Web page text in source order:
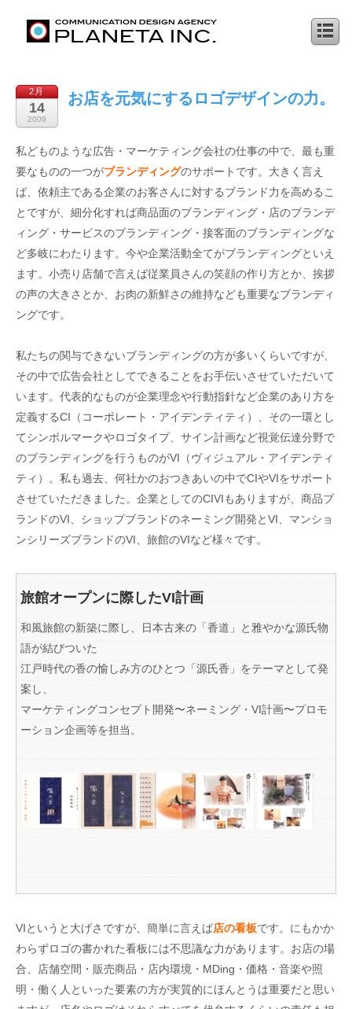
2月
14
2009
お店を元気にするロゴデザインの力。
私どものような広告・マーケティング会社の仕事の中で、最も重
要なものの一つがブランディングのサポートです。大きく言え
ば、依頼主である企業のお客さんに対するブランド力を高めるこ
とですが、細分化すれば商品面のブランディング・店のブランデ
ィング・サービスのブランディング・接客面のブランディングな
ど多岐にわたります。今や企業活動全てがブランディングといえ
ます。小売り店舗で言えば従業員さんの笑顔の作り方とか、挨拶
の声の大きさとか、お肉の新鮮さの維持なども重要なブランディ
ングです。
私たちの関与できないブランディングの方が多いくらいですが、
その中で広告会社としてできることをお手伝いさせていただいて
います。代表的なものが企業理念や行動指針など企業のあり方を
定義するCI（コーポレート・アイデンティティ）、その一環とし
てシンボルマークやロゴタイプ、サイン計画など視覚伝達分野で
のブランディングを行うものがVI（ヴィジュアル・アイデンティ
ティ）。私も過去、何社かのおつきあいの中でCIやVIをサポート
させていただきました。企業としてのCIVIもありますが、商品ブ
ランドのVI、ショップブランドのネーミング開発とVI、マンショ
ンシリーズブランドのVI、旅館のVIなど様々です。
旅館オープンに際したVI計画
和風旅館の新築に際し、日本古来の「香道」と雅やかな源氏物
語が結びついた
江戸時代の香の愉しみ方のひとつ「源氏香」をテーマとして発
案し、
マーケティングコンセプト開発〜ネーミング・VI計画〜プロモ
ーション企画等を担当。
VIというと大げさですが、簡単に言えば店の看板です。にもかか
わらずロゴの書かれた看板には不思議な力があります。お店の場
合、店舗空間・販売商品・店内環境・MDing・価格・音楽や照
明・働く人といった要素の方が実質的にほんとうは重要だと思い